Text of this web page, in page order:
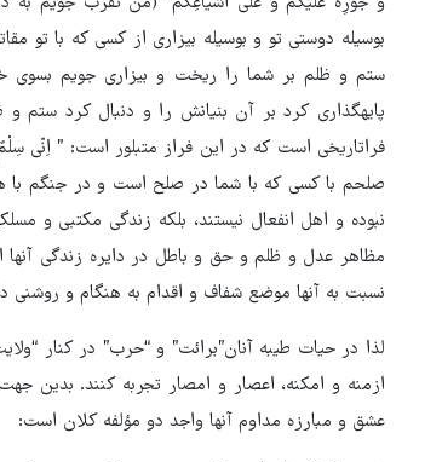
بوسیله دوستی تو و بوسیله بیزاری از کسی که با تو
ستم و ظلم‏ بر شما را ریخت و بیزاری جویم بسوی
پایه‏گذاری کرد بر آن بنیانش را و دنبال کرد ستم
فراتاریخی است که در این فراز متبلور است: ” اِنّی
صلحم‏ با کسی که با شما در صلح است و در جنگم
نبوده و اهل انفعال نیستند، بلکه زندگی مکتبی و
مظاهر عدل و ظلم و حق و باطل در دایره زندگی
نسبت به آنها موضع شفاف و اقدام به هنگام و
لذا در حیات طیبه آنان”برائت” و “حرب” در کنار
عشق و مبارزه مداوم آنها واجد دو مؤلفه کلان است: